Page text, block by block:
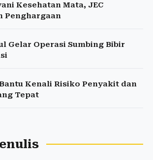
Kesehatan Mata, JEC
Penghargaan
Gelar Operasi Sumbing Bibir
Kenali Risiko Penyakit dan
Tepat